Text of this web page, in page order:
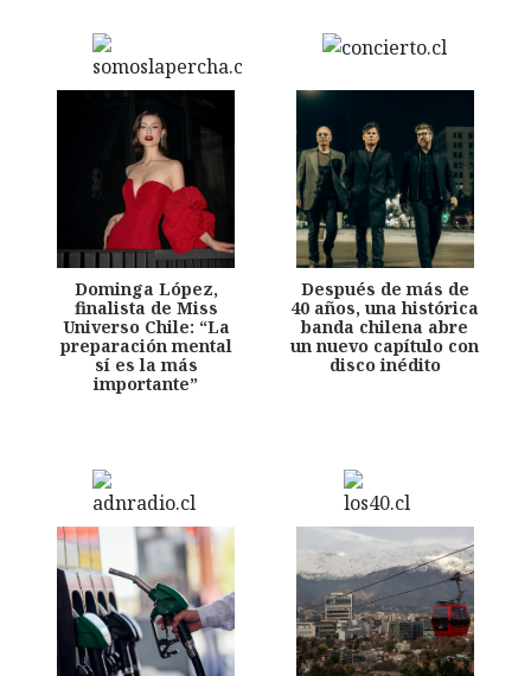
Dominga López,
finalista de Miss
Universo Chile: “La
preparación mental
sí es la más
importante”
Después de más de
40 años, una histórica
banda chilena abre
un nuevo capítulo con
disco inédito